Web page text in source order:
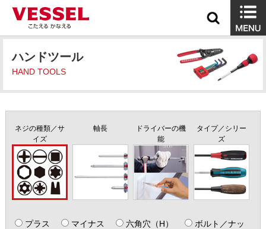
ハンドツール
HAND TOOLS
ネジの種類／サ
イズ
軸長
ドライバーの機
能
タイプ／シリー
ズ
プラス マイナス 六角穴（H）
ボルト／ナッ